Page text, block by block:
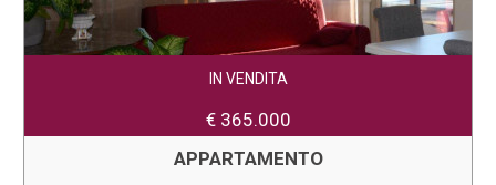
IN VENDITA
€ 365.000
APPARTAMENTO